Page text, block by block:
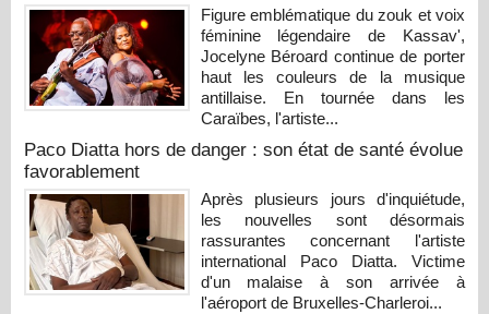
Figure emblématique du zouk et voix
féminine légendaire de Kassav',
Jocelyne Béroard continue de porter
haut les couleurs de la musique
antillaise. En tournée dans les
Caraïbes, l'artiste...
Paco Diatta hors de danger : son état de santé évolue
favorablement
Après plusieurs jours d'inquiétude,
les nouvelles sont désormais
rassurantes concernant l'artiste
international Paco Diatta. Victime
d'un malaise à son arrivée à
l'aéroport de Bruxelles-Charleroi...